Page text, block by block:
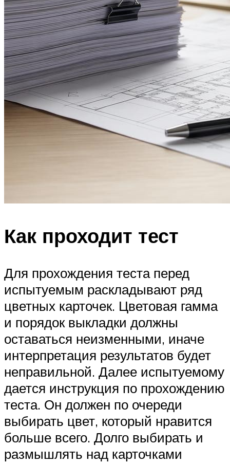
Как проходит тест
Для прохождения теста перед
испытуемым раскладывают ряд
цветных карточек. Цветовая гамма
и порядок выкладки должны
оставаться неизменными, иначе
интерпретация результатов будет
неправильной. Далее испытуемому
дается инструкция по прохождению
теста. Он должен по очереди
выбирать цвет, который нравится
больше всего. Долго выбирать и
размышлять над карточками